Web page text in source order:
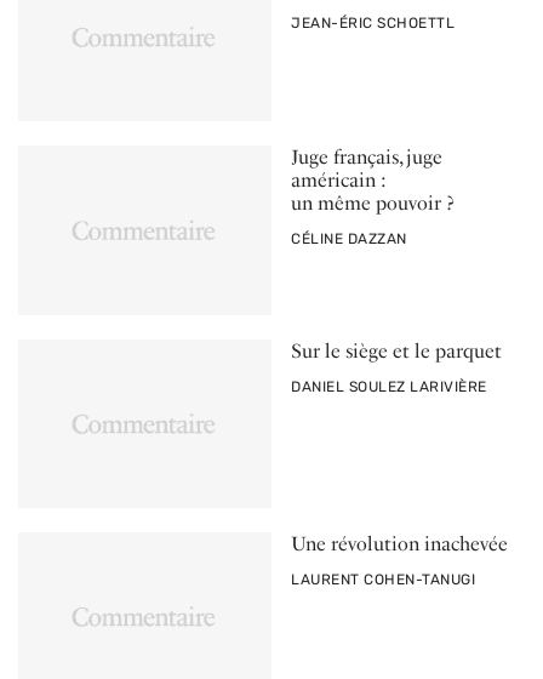
PAR
JEAN-ÉRIC SCHOETTL
Juge français, juge
américain :
un même pouvoir ?
PAR
CÉLINE DAZZAN
Sur le siège et le parquet
PAR
DANIEL SOULEZ LARIVIÈRE
Une révolution inachevée
PAR
LAURENT COHEN-TANUGI